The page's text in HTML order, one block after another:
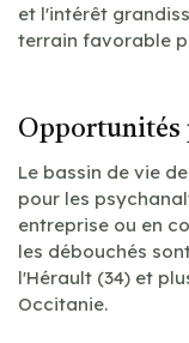
et l'intérêt
terrain favorable
Opportunités
Le bassin de vie
pour les
entreprise ou en
les débouchés
l'Hérault (34) et
Occitanie.